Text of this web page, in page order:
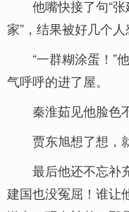
他嘴快接了句“
家”，结果被好几个人
“一群糊涂蛋！”
气呼呼的进了屋。
秦淮茹见他脸色
贾东旭想了想，
最后他还不忘补
建国也没冤屈！谁让